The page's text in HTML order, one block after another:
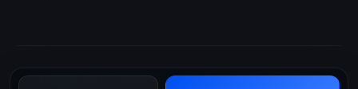
© 2026 CHM El Salvador — Charlas Motivacionales en El